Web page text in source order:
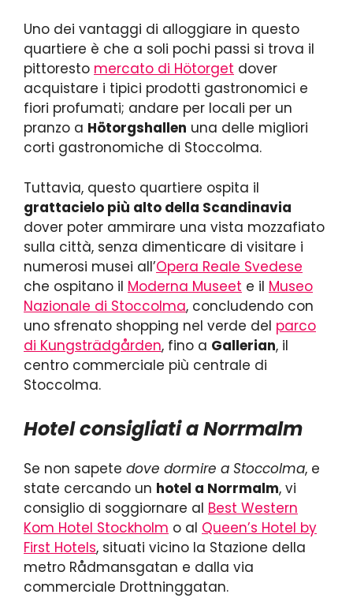
Uno dei vantaggi di alloggiare in questo
quartiere è che a soli pochi passi si trova il
pittoresto mercato di Hötorget dover
acquistare i tipici prodotti gastronomici e
fiori profumati; andare per locali per un
pranzo a Hötorgshallen una delle migliori
corti gastronomiche di Stoccolma.
Tuttavia, questo quartiere ospita il
grattacielo più alto della Scandinavia
dover poter ammirare una vista mozzafiato
sulla città, senza dimenticare di visitare i
numerosi musei all’Opera Reale Svedese
che ospitano il Moderna Museet e il Museo
Nazionale di Stoccolma, concludendo con
uno sfrenato shopping nel verde del parco
di Kungsträdgården, fino a Gallerian, il
centro commerciale più centrale di
Stoccolma.
Hotel consigliati a Norrmalm
Se non sapete dove dormire a Stoccolma, e
state cercando un hotel a Norrmalm, vi
consiglio di soggiornare al Best Western
Kom Hotel Stockholm o al Queen’s Hotel by
First Hotels, situati vicino la Stazione della
metro Rådmansgatan e dalla via
commerciale Drottninggatan.